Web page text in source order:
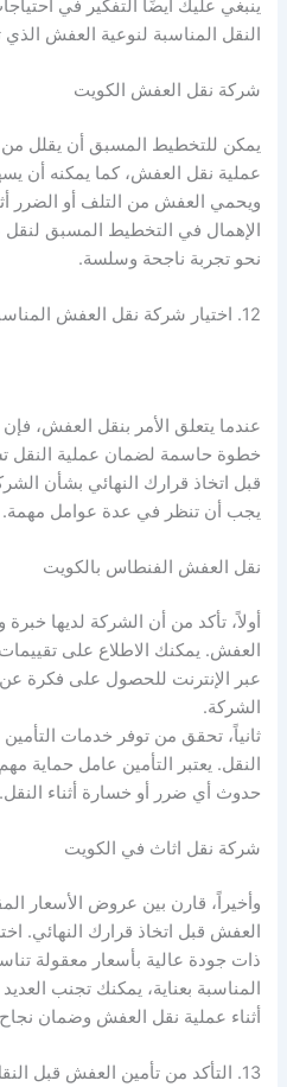
ينبغي عليك أيضًا التفكير في
النقل المناسبة لنوعية العفش الذي
شركة نقل العفش الكويت
يمكن للتخطيط المسبق أن يقلل من
عملية نقل العفش، كما يمكنه أن
ويحمي العفش من التلف أو الضرر
الإهمال في التخطيط المسبق
نحو تجربة ناجحة وسلسة.
12. اختيار شركة نقل العفش المناسبة
عندما يتعلق الأمر بنقل العفش،
خطوة حاسمة لضمان عملية النقل
قبل اتخاذ قرارك النهائي بشأن
يجب أن تنظر في عدة عوامل مهمة.
نقل العفش الفنطاس بالكويت
أولاً، تأكد من أن الشركة لديها
العفش. يمكنك الاطلاع على تقييمات
عبر الإنترنت للحصول على فكرة
الشركة.
ثانياً، تحقق من توفر خدمات
النقل. يعتبر التأمين عامل حماية
حدوث أي ضرر أو خسارة أثناء النقل.
شركة نقل اثاث في الكويت
وأخيراً، قارن بين عروض الأسعار
العفش قبل اتخاذ قرارك النهائي.
ذات جودة عالية بأسعار معقولة
المناسبة بعناية، يمكنك تجنب
أثناء عملية نقل العفش وضمان
13. التأكد من تأمين العفش قبل النقل